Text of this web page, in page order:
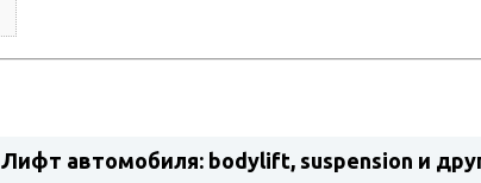
Лифт автомобиля: bodylift, suspension и